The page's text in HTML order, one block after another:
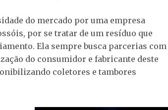
do mercado por uma empresa
por se tratar de um resíduo que
Ela sempre busca parcerias com
do consumidor e fabricante deste
coletores e tambores